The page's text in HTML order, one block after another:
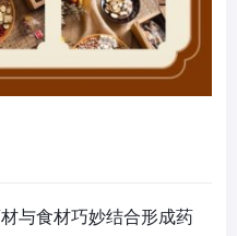
与食材巧妙结合形成药